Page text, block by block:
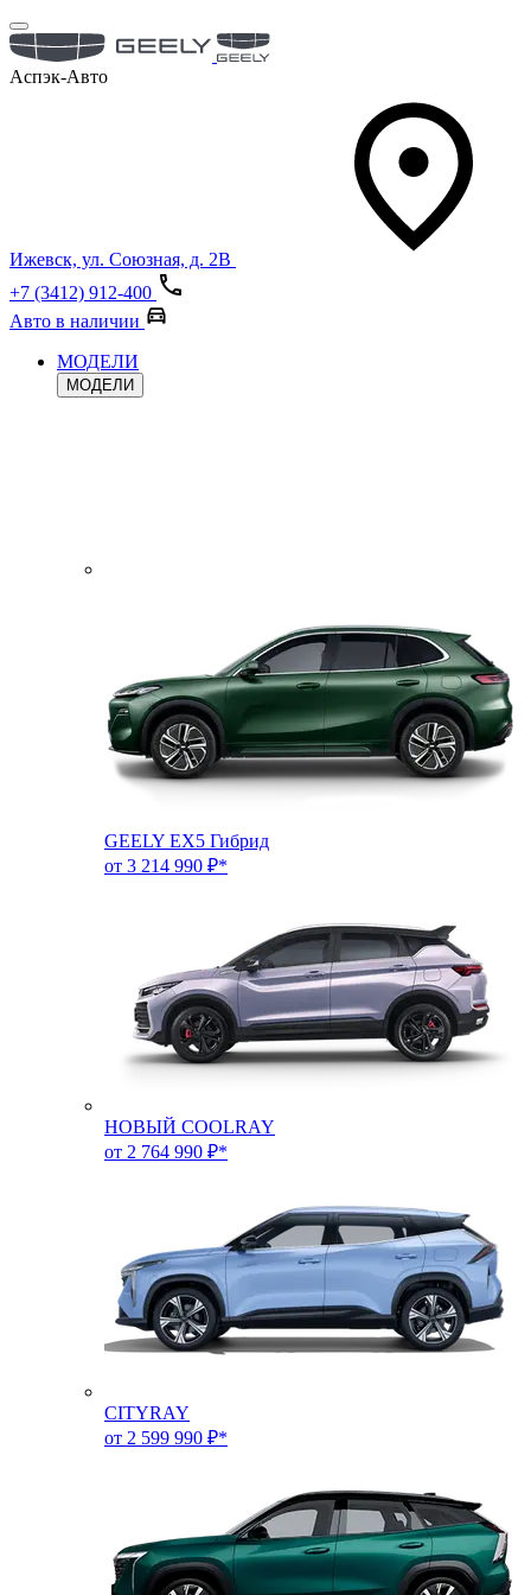
Аспэк-Авто
Ижевск, ул. Союзная, д. 2В
+7 (3412) 912-400
Авто в наличии
МОДЕЛИ
МОДЕЛИ
GEELY EX5 Гибрид
от 3 214 990 ₽*
НОВЫЙ COOLRAY
от 2 764 990 ₽*
CITYRAY
от 2 599 990 ₽*